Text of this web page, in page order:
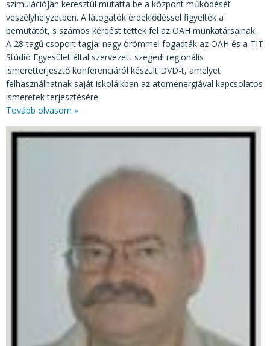
szimulációján keresztül mutatta be a központ működését
veszélyhelyzetben. A látogatók érdeklődéssel figyelték a
bemutatót, s számos kérdést tettek fel az OAH munkatársainak.
A 28 tagú csoport tagjai nagy örömmel fogadták az OAH és a TIT
Stúdió Egyesület által szervezett szegedi regionális
ismeretterjesztő konferenciáról készült DVD-t, amelyet
felhasználhatnak saját iskoláikban az atomenergiával kapcsolatos
ismeretek terjesztésére.
Tovább olvasom »